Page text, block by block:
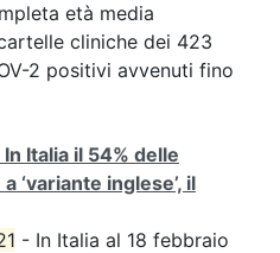
età media
cliniche dei 423
2 positivi avvenuti fino
In Italia il 54% delle
‘variante inglese’, il
- In Italia al 18 febbraio